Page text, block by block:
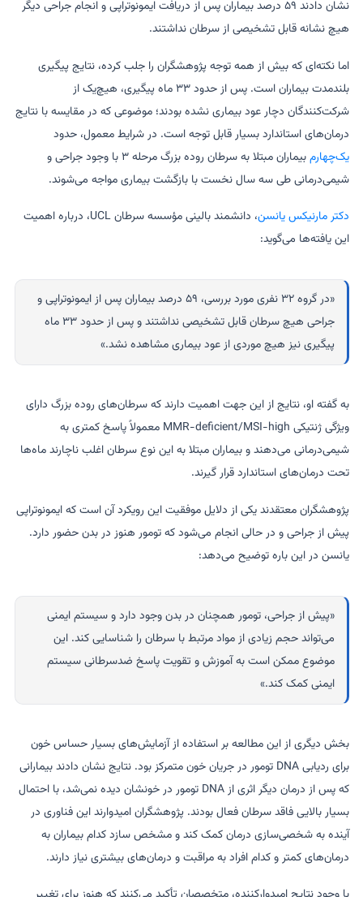
نشان دادند ۵۹ درصد بیماران پس از دریافت ایمونوتراپی و انجام جراحی دیگر
هیچ نشانه قابل تشخیصی از سرطان نداشتند.
اما نکته‌ای که بیش از همه توجه پژوهشگران را جلب کرده، نتایج پیگیری
بلندمدت بیماران است. پس از حدود ۳۳ ماه پیگیری، هیچ‌یک از
شرکت‌کنندگان دچار عود بیماری نشده بودند؛ موضوعی که در مقایسه با نتایج
درمان‌های استاندارد بسیار قابل توجه است. در شرایط معمول، حدود
یک‌چهارم
بیماران مبتلا به سرطان روده بزرگ مرحله ۳ با وجود جراحی و
شیمی‌درمانی طی سه سال نخست با بازگشت بیماری مواجه می‌شوند.
دکتر مارنیکس یانسن
، دانشمند بالینی مؤسسه سرطان UCL، درباره اهمیت
این یافته‌ها می‌گوید:
«در گروه ۳۲ نفری مورد بررسی، ۵۹ درصد بیماران پس از ایمونوتراپی و
جراحی هیچ سرطان قابل تشخیصی نداشتند و پس از حدود ۳۳ ماه
پیگیری نیز هیچ موردی از عود بیماری مشاهده نشد.»
به گفته او، نتایج از این جهت اهمیت دارند که سرطان‌های روده بزرگ دارای
ویژگی ژنتیکی MMR-deficient/MSI-high معمولاً پاسخ کمتری به
شیمی‌درمانی می‌دهند و بیماران مبتلا به این نوع سرطان اغلب ناچارند ماه‌ها
تحت درمان‌های استاندارد قرار گیرند.
پژوهشگران معتقدند یکی از دلایل موفقیت این رویکرد آن است که ایمونوتراپی
پیش از جراحی و در حالی انجام می‌شود که تومور هنوز در بدن حضور دارد.
یانسن در این باره توضیح می‌دهد:
«پیش از جراحی، تومور همچنان در بدن وجود دارد و سیستم ایمنی
می‌تواند حجم زیادی از مواد مرتبط با سرطان را شناسایی کند. این
موضوع ممکن است به آموزش و تقویت پاسخ ضدسرطانی سیستم
ایمنی کمک کند.»
بخش دیگری از این مطالعه بر استفاده از آزمایش‌های بسیار حساس خون
برای ردیابی DNA تومور در جریان خون متمرکز بود. نتایج نشان دادند بیمارانی
که پس از درمان دیگر اثری از DNA تومور در خونشان دیده نمی‌شد، با احتمال
بسیار بالایی فاقد سرطان فعال بودند. پژوهشگران امیدوارند این فناوری در
آینده به شخصی‌سازی درمان کمک کند و مشخص سازد کدام بیماران به
درمان‌های کمتر و کدام افراد به مراقبت و درمان‌های بیشتری نیاز دارند.